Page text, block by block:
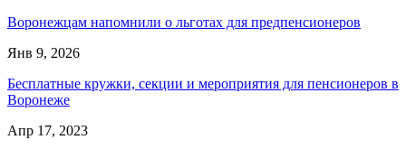
Воронежцам напомнили о льготах для предпенсионеров
Янв 9, 2026
Бесплатные кружки, секции и мероприятия для пенсионеров в
Воронеже
Апр 17, 2023